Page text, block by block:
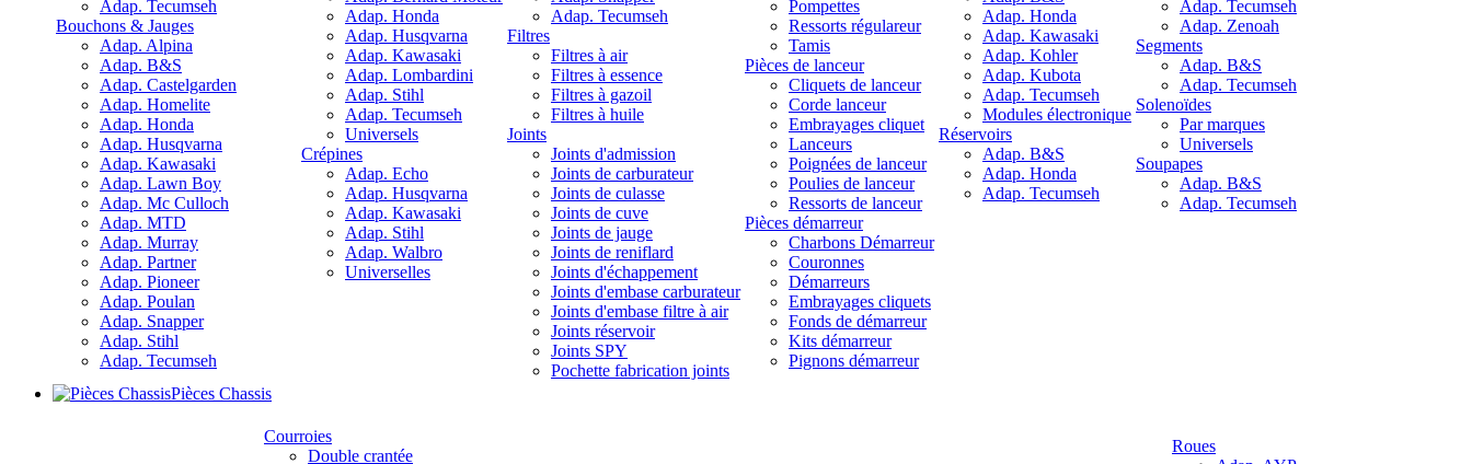
Adap. Tecumseh
Bouchons & Jauges
Adap. Alpina
Adap. B&S
Adap. Castelgarden
Adap. Homelite
Adap. Honda
Adap. Husqvarna
Adap. Kawasaki
Adap. Lawn Boy
Adap. Mc Culloch
Adap. MTD
Adap. Murray
Adap. Partner
Adap. Pioneer
Adap. Poulan
Adap. Snapper
Adap. Stihl
Adap. Tecumseh
Adap. Honda
Adap. Husqvarna
Adap. Kawasaki
Adap. Lombardini
Adap. Stihl
Adap. Tecumseh
Universels
Crépines
Adap. Echo
Adap. Husqvarna
Adap. Kawasaki
Adap. Stihl
Adap. Walbro
Universelles
Adap. Tecumseh
Filtres
Filtres à air
Filtres à essence
Filtres à gazoil
Filtres à huile
Joints
Joints d'admission
Joints de carburateur
Joints de culasse
Joints de cuve
Joints de jauge
Joints de reniflard
Joints d'échappement
Joints d'embase carburateur
Joints d'embase filtre à air
Joints réservoir
Joints SPY
Pochette fabrication joints
Pompettes
Ressorts régulareur
Tamis
Pièces de lanceur
Cliquets de lanceur
Corde lanceur
Embrayages cliquet
Lanceurs
Poignées de lanceur
Poulies de lanceur
Ressorts de lanceur
Pièces démarreur
Charbons Démarreur
Couronnes
Démarreurs
Embrayages cliquets
Fonds de démarreur
Kits démarreur
Pignons démarreur
Adap. Honda
Adap. Kawasaki
Adap. Kohler
Adap. Kubota
Adap. Tecumseh
Modules électronique
Réservoirs
Adap. B&S
Adap. Honda
Adap. Tecumseh
Adap. Tecumseh
Adap. Zenoah
Segments
Adap. B&S
Adap. Tecumseh
Solenoïdes
Par marques
Universels
Soupapes
Adap. B&S
Adap. Tecumseh
Pièces Chassis
Courroies
Double crantée
Roues